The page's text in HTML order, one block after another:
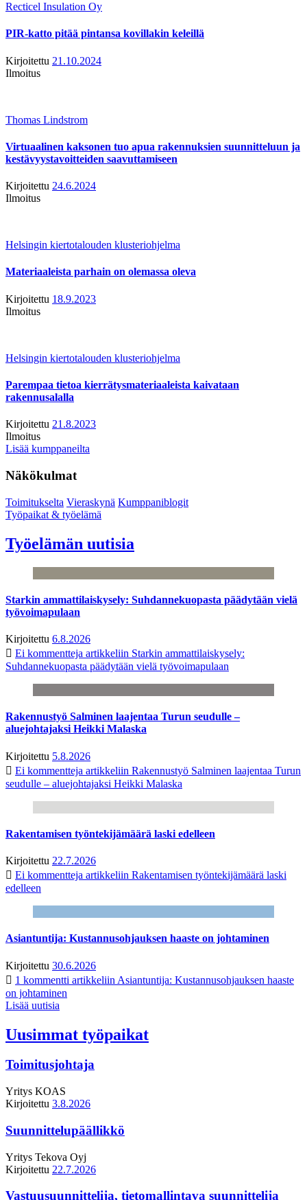
Recticel Insulation Oy
PIR-katto pitää pintansa kovillakin keleillä
Kirjoitettu 21.10.2024
Ilmoitus
Thomas Lindstrom
Virtuaalinen kaksonen tuo apua rakennuksien suunnitteluun ja
kestävyystavoitteiden saavuttamiseen
Kirjoitettu 24.6.2024
Ilmoitus
Helsingin kiertotalouden klusteriohjelma
Materiaaleista parhain on olemassa oleva
Kirjoitettu 18.9.2023
Ilmoitus
Helsingin kiertotalouden klusteriohjelma
Parempaa tietoa kierrätysmateriaaleista kaivataan
rakennusalalla
Kirjoitettu 21.8.2023
Ilmoitus
Lisää kumppaneilta
Näkökulmat
Toimitukselta Vieraskynä Kumppaniblogit
Työpaikat & työelämä
Työelämän uutisia
Starkin ammattilaiskysely: Suhdannekuopasta päädytään vielä
työvoimapulaan
Kirjoitettu 6.8.2026
Ei kommentteja artikkeliin Starkin ammattilaiskysely:
Suhdannekuopasta päädytään vielä työvoimapulaan
Rakennustyö Salminen laajentaa Turun seudulle –
aluejohtajaksi Heikki Malaska
Kirjoitettu 5.8.2026
Ei kommentteja artikkeliin Rakennustyö Salminen laajentaa Turun
seudulle – aluejohtajaksi Heikki Malaska
Rakentamisen työntekijämäärä laski edelleen
Kirjoitettu 22.7.2026
Ei kommentteja artikkeliin Rakentamisen työntekijämäärä laski
edelleen
Asiantuntija: Kustannusohjauksen haaste on johtaminen
Kirjoitettu 30.6.2026
1 kommentti artikkeliin Asiantuntija: Kustannusohjauksen haaste
on johtaminen
Lisää uutisia
Uusimmat työpaikat
Toimitusjohtaja
Yritys KOAS
Kirjoitettu 3.8.2026
Suunnittelupäällikkö
Yritys Tekova Oyj
Kirjoitettu 22.7.2026
Vastuusuunnittelija, tietomallintava suunnittelija